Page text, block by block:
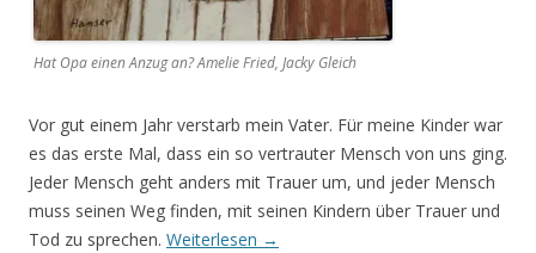
Hat Opa einen Anzug an? Amelie Fried, Jacky Gleich
Vor gut einem Jahr verstarb mein Vater. Für meine Kinder war
es das erste Mal, dass ein so vertrauter Mensch von uns ging.
Jeder Mensch geht anders mit Trauer um, und jeder Mensch
muss seinen Weg finden, mit seinen Kindern über Trauer und
Tod zu sprechen. Weiterlesen →